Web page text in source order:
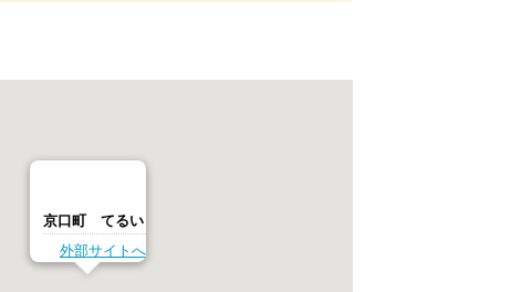
京口町 てるい
外部サイトへ